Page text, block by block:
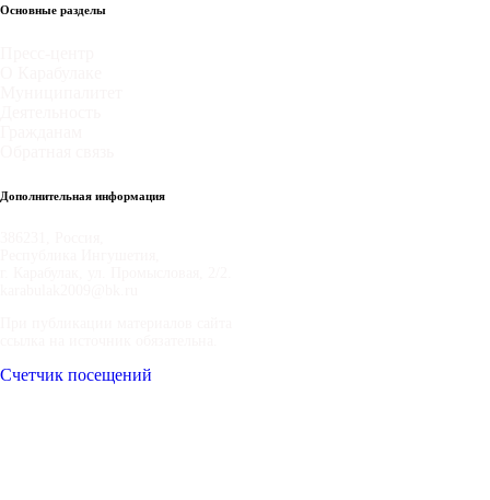
Основные разделы
Дополнительная информация
Счетчик посещений